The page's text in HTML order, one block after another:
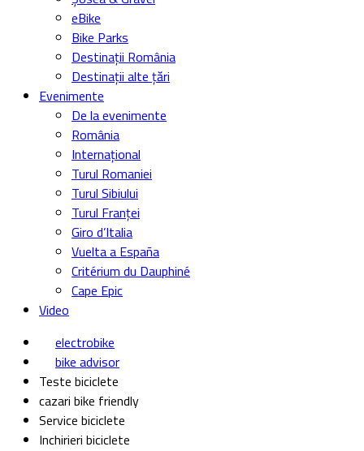
eBike
Bike Parks
Destinații România
Destinații alte țări
Evenimente
De la evenimente
România
Internațional
Turul Romaniei
Turul Sibiului
Turul Franței
Giro d’Italia
Vuelta a España
Critérium du Dauphiné
Cape Epic
Video
electrobike
bike advisor
Teste biciclete
cazari bike friendly
Service biciclete
Inchirieri biciclete